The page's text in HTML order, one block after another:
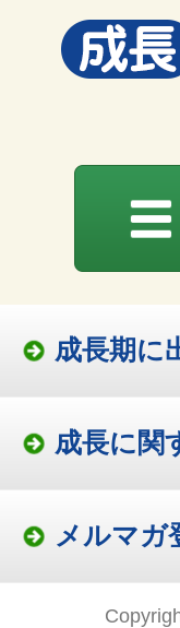
成長期に
成長に関
メルマガ